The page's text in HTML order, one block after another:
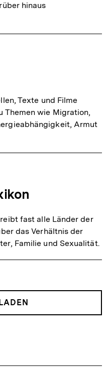
hinaus
Texte und Filme
Themen wie Migration,
Armut
fast alle Länder der
das Verhältnis der
Familie und Sexualität.